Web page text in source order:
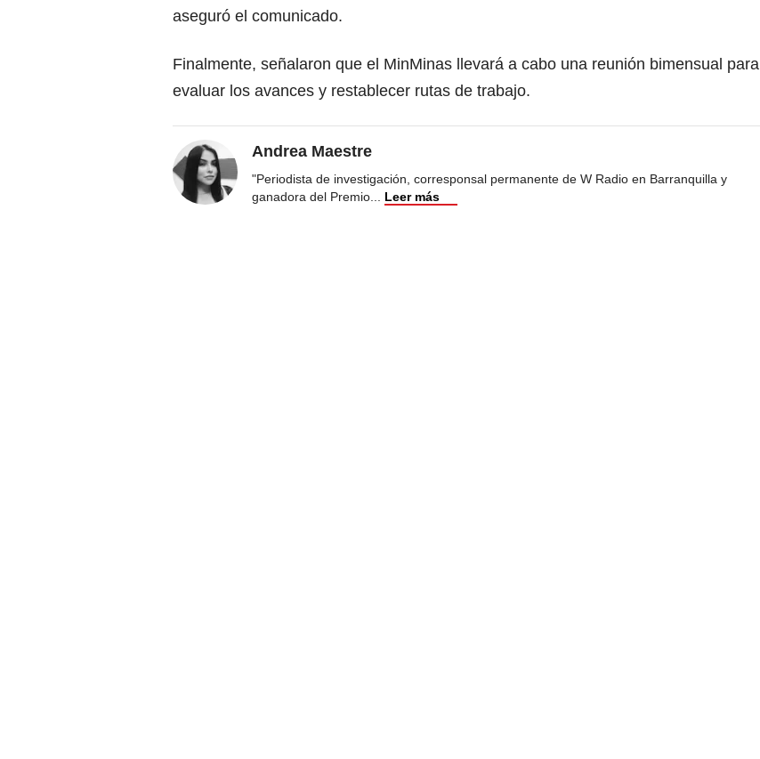
aseguró el comunicado.
Finalmente, señalaron que el MinMinas llevará a cabo una reunión bimensual para
evaluar los avances y restablecer rutas de trabajo.
Andrea Maestre
"Periodista de investigación, corresponsal permanente de W Radio en Barranquilla y
ganadora del Premio... Leer más